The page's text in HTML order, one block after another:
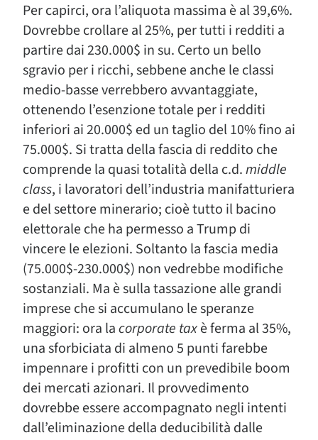
Per capirci, ora l’aliquota massima è al 39,6%.
Dovrebbe crollare al 25%, per tutti i redditi a
partire dai 230.000$ in su. Certo un bello
sgravio per i ricchi, sebbene anche le classi
medio-basse verrebbero avvantaggiate,
ottenendo l’esenzione totale per i redditi
inferiori ai 20.000$ ed un taglio del 10% fino ai
75.000$. Si tratta della fascia di reddito che
comprende la quasi totalità della c.d.middle
class, i lavoratori dell’industria manifatturiera
e del settore minerario; cioè tutto il bacino
elettorale che ha permesso a Trump di
vincere le elezioni. Soltanto la fascia media
(75.000$-230.000$) non vedrebbe modifiche
sostanziali. Ma è sulla tassazione alle grandi
imprese che si accumulano le speranze
maggiori: ora lacorporate taxè ferma al 35%,
una sforbiciata di almeno 5 punti farebbe
impennare i profitti con un prevedibile boom
dei mercati azionari. Il provvedimento
dovrebbe essere accompagnato negli intenti
dall’eliminazione della deducibilità dalle